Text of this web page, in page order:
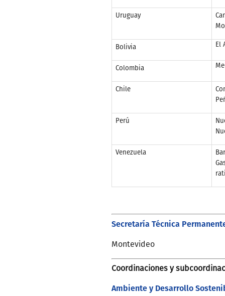
Uruguay
Bolivia El
Colombia
Chile
Perú
Venezuela
Secretaría Técnica
Montevideo
Coordinaciones y
Ambiente y Desarrollo